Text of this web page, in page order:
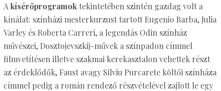
A kísérőprogramoktekintetében szintén gazdag volt a
kínálat: színházi mesterkurzust tartott Eugenio Barba, Julia
Varley és Roberta Carreri, a legendás Odin színház
művészei, Dosztojevszkij-művek a színpadon címmel
filmvetítésen illetve szakmai kerekasztalon vehettek részt
az érdeklődők, Faust avagy Silviu Purcarete költői színháza
címmel pedig a román rendező részvételével zajlott le egy